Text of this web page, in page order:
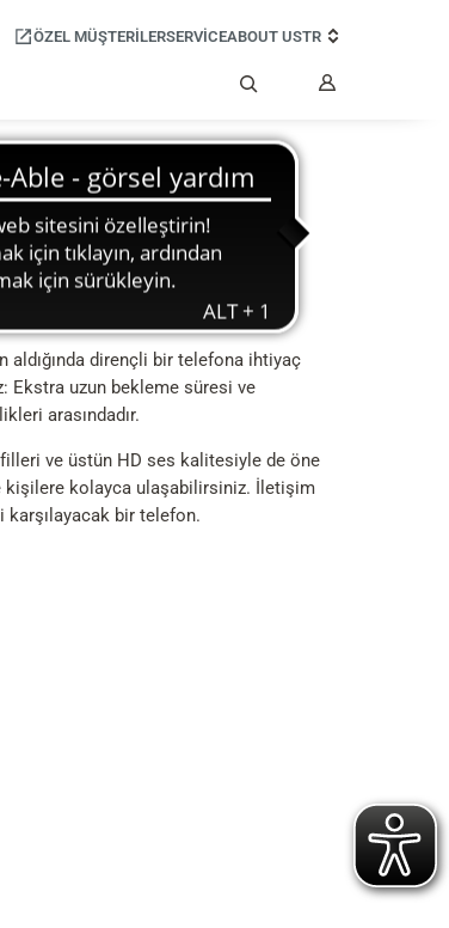
ÖZEL MÜŞTERILERSERVICEABOUT USTR
PRO
ortamlarının kahramanıdır
aldığında dirençli bir telefona ihtiyaç
Ekstra uzun bekleme süresi ve
arasındadır.
ve üstün HD ses kalitesiyle de öne
kişilere kolayca ulaşabilirsiniz. İletişim
bir telefon.